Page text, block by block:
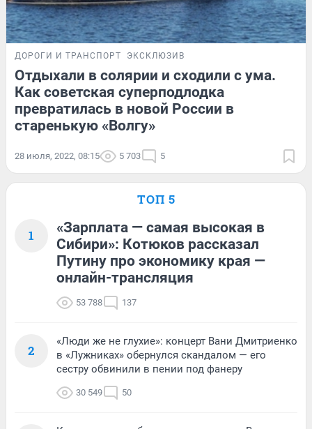
ДОРОГИ И ТРАНСПОРТ ЭКСКЛЮЗИВ
Отдыхали в солярии и сходили с ума.
Как советская суперподлодка
превратилась в новой России в
старенькую «Волгу»
28 июля, 2022, 08:15 5 703 5
ТОП 5
1
«Зарплата — самая высокая в
Сибири»: Котюков рассказал
Путину про экономику края —
онлайн-трансляция
53 788 137
2
«Люди же не глухие»: концерт Вани Дмитриенко
в «Лужниках» обернулся скандалом — его
сестру обвинили в пении под фанеру
30 549 50